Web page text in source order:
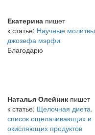
Екатерина пишет
к статье: Научные молитвы
джозефа мэрфи
Благодарю
Наталья Олейник пишет
к статье: Щелочная диета.
список ощелачивающих и
окисляющих продуктов